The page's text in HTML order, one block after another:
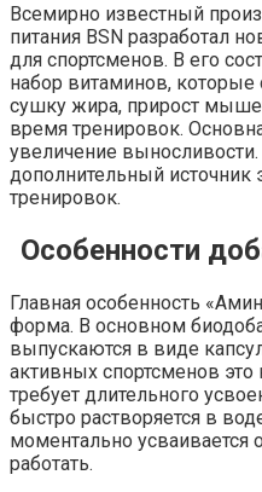
Всемирно известный
питания BSN разработал
для спортсменов. В его
набор витаминов,
сушку жира, прирост
время тренировок.
увеличение
дополнительный источник
тренировок.
Особенности
Главная особенность
форма. В основном
выпускаются в виде
активных спортсменов
требует длительного
быстро растворяется в
моментально усваивается
работать.